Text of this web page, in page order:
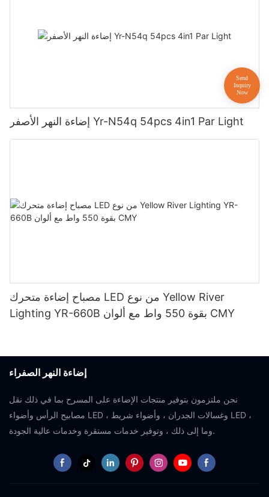
إضاءة النهر الأصفر Yr-N54q 54pcs 4in1 Par Light
مصباح إضاءة متحرك LED من نوع Yellow River
Lighting YR-660B بقوة 550 واط مع ألوان CMY
إضاءة النهر الصفراء
نحن ملتزمون بتوفير منتجات الإضاءة على المسرح بما في ذلك نقل
مصابيح الرأس وأضواء LED ، وغسالات الجدران ، وأضواء شريط LED ،
وما إلى ذلك ، وتوفير خدمات مستقرة وخدمات عالية الجودة.